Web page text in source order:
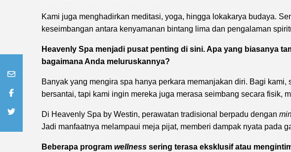
Kami juga menghadirkan meditasi, yoga, hingga lokakarya budaya.
keseimbangan antara kenyamanan bintang lima dan pengalaman
Heavenly Spa menjadi pusat penting di sini. Apa yang biasanya
bagaimana Anda meluruskannya?
Banyak yang mengira spa hanya perkara memanjakan diri. Bagi kami,
bersantai, tapi kami ingin mereka juga merasa seimbang secara fisik,
Di Heavenly Spa by Westin, perawatan tradisional berpadu dengan
Jadi manfaatnya melampaui meja pijat, memberi dampak nyata pada
Beberapa program wellness sering terasa eksklusif atau